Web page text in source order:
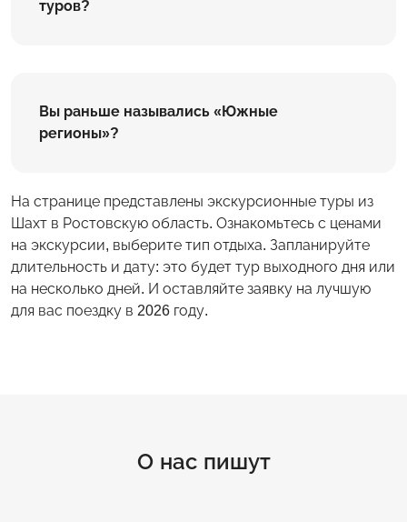
туров?
Вы раньше назывались «Южные
регионы»?
На странице представлены экскурсионные туры из
Шахт в Ростовскую область. Ознакомьтесь с ценами
на экскурсии, выберите тип отдыха. Запланируйте
длительность и дату: это будет тур выходного дня или
на несколько дней. И оставляйте заявку на лучшую
для вас поездку в 2026 году.
О нас пишут